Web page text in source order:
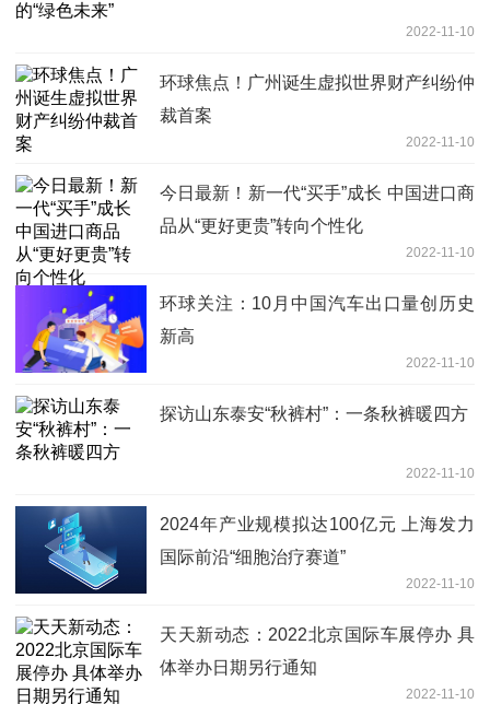
2022-11-10
环球焦点！广州诞生虚拟世界财产纠纷仲
裁首案
2022-11-10
今日最新！新一代“买手”成长 中国进口商
品从“更好更贵”转向个性化
2022-11-10
环球关注：10月中国汽车出口量创历史
新高
2022-11-10
探访山东泰安“秋裤村”：一条秋裤暖四方
2022-11-10
2024年产业规模拟达100亿元 上海发力
国际前沿“细胞治疗赛道”
2022-11-10
天天新动态：2022北京国际车展停办 具
体举办日期另行通知
2022-11-10